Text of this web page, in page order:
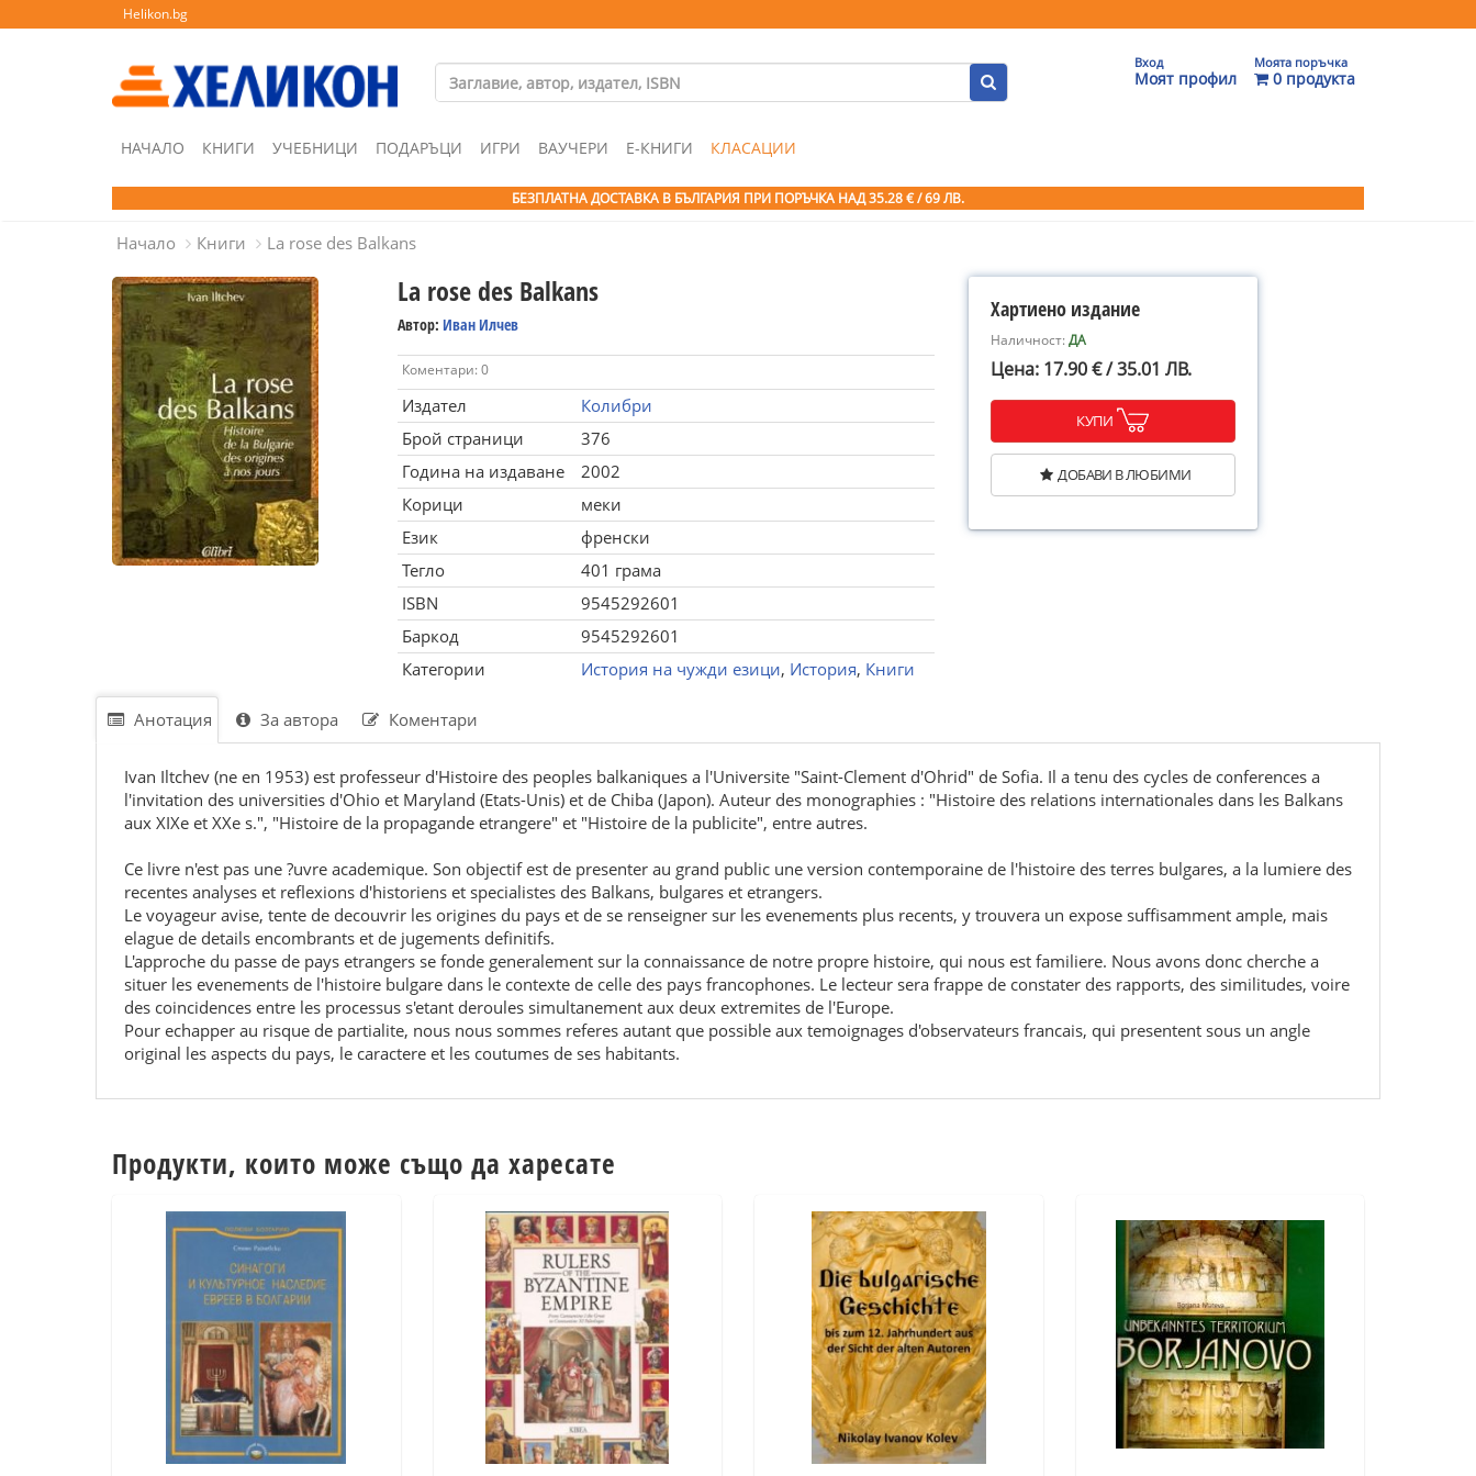
Helikon.bg
Вход
Моят профил
Моята поръчка
0 продукта
НАЧАЛО КНИГИ УЧЕБНИЦИ ПОДАРЪЦИ ИГРИ ВАУЧЕРИ Е-КНИГИ КЛАСАЦИИ
БЕЗПЛАТНА ДОСТАВКА В БЪЛГАРИЯ ПРИ ПОРЪЧКА НАД 35.28 € / 69 ЛВ.
Начало Книги La rose des Balkans
La rose des Balkans
Автор: Иван Илчев
Коментари: 0
Издател
Колибри
Брой страници
376
Година на издаване
2002
Корици
меки
Език
френски
Тегло
401 грама
ISBN
9545292601
Баркод
9545292601
Категории
История на чужди езици, История, Книги
Хартиено издание
Наличност:ДА
Цена: 17.90 € / 35.01 ЛВ.
КУПИ
ДОБАВИ В ЛЮБИМИ
Анотация За автора Коментари
Ivan Iltchev (ne en 1953) est professeur d'Histoire des peoples balkaniques a l'Universite "Saint-Clement d'Ohrid" de Sofia. Il a tenu des cycles de conferences a
l'invitation des universities d'Ohio et Maryland (Etats-Unis) et de Chiba (Japon). Auteur des monographies : "Histoire des relations internationales dans les Balkans
aux XIXe et XXe s.", "Histoire de la propagande etrangere" et "Histoire de la publicite", entre autres.
Ce livre n'est pas une ?uvre academique. Son objectif est de presenter au grand public une version contemporaine de l'histoire des terres bulgares, a la lumiere des
recentes analyses et reflexions d'historiens et specialistes des Balkans, bulgares et etrangers.
Le voyageur avise, tente de decouvrir les origines du pays et de se renseigner sur les evenements plus recents, y trouvera un expose suffisamment ample, mais
elague de details encombrants et de jugements definitifs.
L'approche du passe de pays etrangers se fonde generalement sur la connaissance de notre propre histoire, qui nous est familiere. Nous avons donc cherche a
situer les evenements de l'histoire bulgare dans le contexte de celle des pays francophones. Le lecteur sera frappe de constater des rapports, des similitudes, voire
des coincidences entre les processus s'etant deroules simultanement aux deux extremites de l'Europe.
Pour echapper au risque de partialite, nous nous sommes referes autant que possible aux temoignages d'observateurs francais, qui presentent sous un angle
original les aspects du pays, le caractere et les coutumes de ses habitants.
Продукти, които може също да харесате